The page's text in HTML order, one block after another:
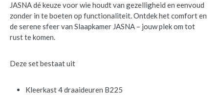
JASNA dé keuze voor wie houdt van gezelligheid en eenvoud
zonder in te boeten op functionaliteit. Ontdek het comfort en
de serene sfeer van Slaapkamer JASNA – jouw plek om tot
rust te komen.
Deze set bestaat uit
Kleerkast 4 draaideuren B225